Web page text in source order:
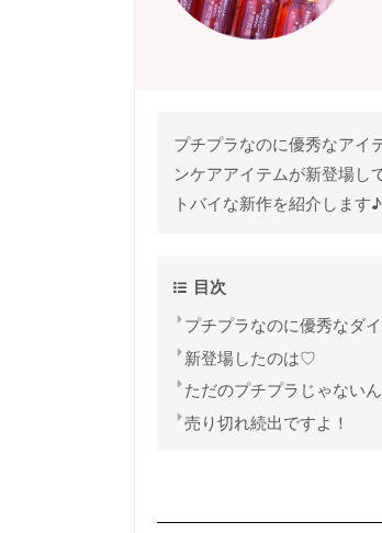
プチプラなのに優秀なアイ
ンケアアイテムが新登場
トバイな新作を紹介します♪
目次
プチプラなのに優秀なダ
新登場したのは♡
ただのプチプラじゃないん
売り切れ続出ですよ！